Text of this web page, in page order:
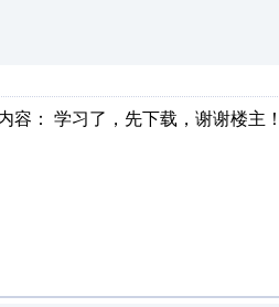
容： 学习了，先下载，谢谢楼主